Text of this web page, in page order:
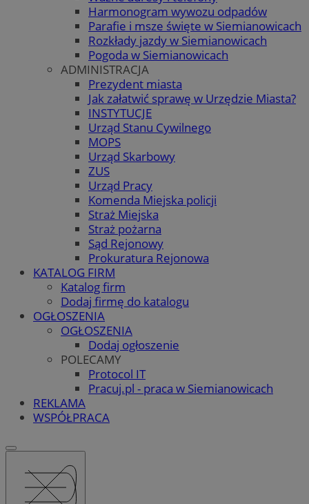
Harmonogram wywozu odpadów
Parafie i msze święte w Siemianowicach
Rozkłady jazdy w Siemianowicach
Pogoda w Siemianowicach
ADMINISTRACJA
Prezydent miasta
Jak załatwić sprawę w Urzędzie Miasta?
INSTYTUCJE
Urząd Stanu Cywilnego
MOPS
Urząd Skarbowy
ZUS
Urząd Pracy
Komenda Miejska policji
Straż Miejska
Straż pożarna
Sąd Rejonowy
Prokuratura Rejonowa
KATALOG FIRM
Katalog firm
Dodaj firmę do katalogu
OGŁOSZENIA
OGŁOSZENIA
Dodaj ogłoszenie
POLECAMY
Protocol IT
Pracuj.pl - praca w Siemianowicach
REKLAMA
WSPÓŁPRACA